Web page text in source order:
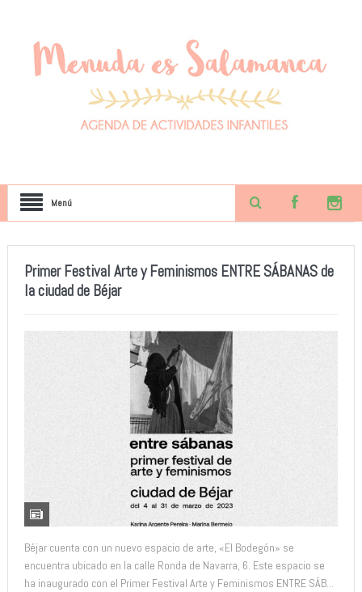
Menú
Primer Festival Arte y Feminismos ENTRE SÁBANAS de
la ciudad de Béjar
Béjar cuenta con un nuevo espacio de arte, «El Bodegón» se
encuentra ubicado en la calle Ronda de Navarra, 6. Este espacio se
ha inaugurado con el Primer Festival Arte y Feminismos ENTRE SÁB...